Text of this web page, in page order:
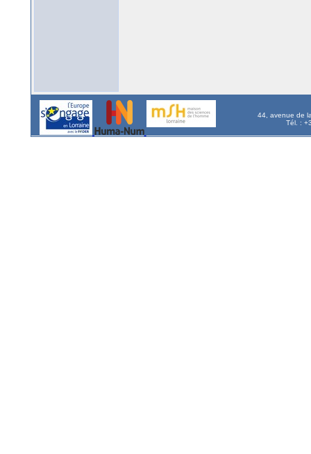
44, avenue de
Tél. :